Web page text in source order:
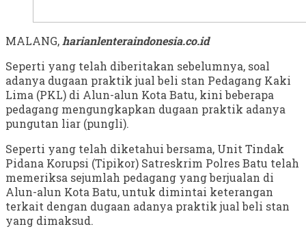
MALANG,harianlenteraindonesia.co.id
Seperti yang telah diberitakan sebelumnya, soal
adanya dugaan praktik jual beli stan Pedagang Kaki
Lima (PKL) di Alun-alun Kota Batu, kini beberapa
pedagang mengungkapkan dugaan praktik adanya
pungutan liar (pungli).
Seperti yang telah diketahui bersama, Unit Tindak
Pidana Korupsi (Tipikor) Satreskrim Polres Batu telah
memeriksa sejumlah pedagang yang berjualan di
Alun-alun Kota Batu, untuk dimintai keterangan
terkait dengan dugaan adanya praktik jual beli stan
yang dimaksud.